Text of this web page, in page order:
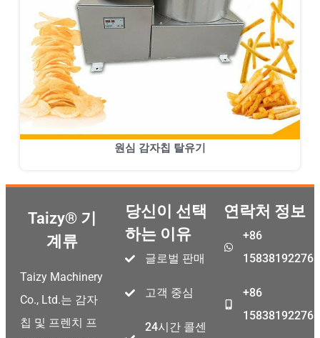
원심 감자칩 탈유기
Taizy® 기
계류
Taizy Machinery
Co., Ltd.는 감자
칩 및 프렌치 프
당신이 선택
하는 이유
글로벌 판매
고객 중심
24시간 콜센
연락처 정보
+86
15838192276
+86
15838192276
Japanese
Swahili
Malayalam
Malay